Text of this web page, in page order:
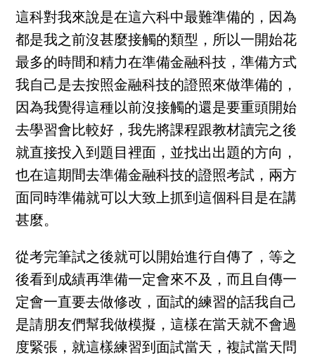
這科對我來說是在這六科中最難準備的，因為
都是我之前沒甚麼接觸的類型，所以一開始花
最多的時間和精力在準備金融科技，準備方式
我自己是去按照金融科技的證照來做準備的，
因為我覺得這種以前沒接觸的還是要重頭開始
去學習會比較好，我先將課程跟教材讀完之後
就直接投入到題目裡面，並找出出題的方向，
也在這期間去準備金融科技的證照考試，兩方
面同時準備就可以大致上抓到這個科目是在講
甚麼。
從考完筆試之後就可以開始進行自傳了，等之
後看到成績再準備一定會來不及，而且自傳一
定會一直要去做修改，面試的練習的話我自己
是請朋友們幫我做模擬，這樣在當天就不會過
度緊張，就這樣練習到面試當天，複試當天問